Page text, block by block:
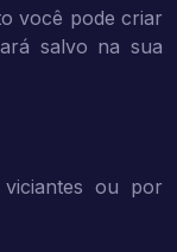
você pode criar
salvo na sua
ou por